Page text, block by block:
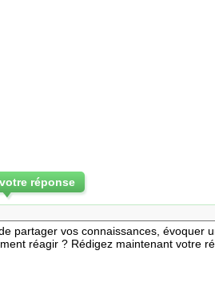
réponse